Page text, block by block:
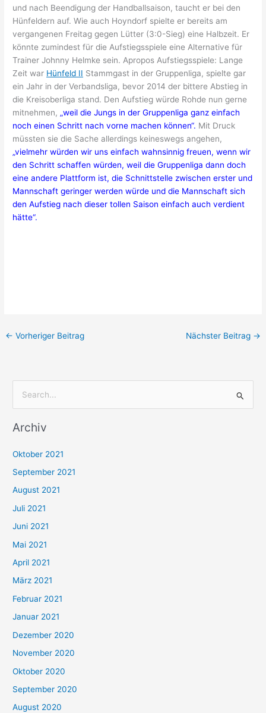
und nach Beendigung der Handballsaison, taucht er bei den
Hünfeldern auf. Wie auch Hoyndorf spielte er bereits am
vergangenen Freitag gegen Lütter (3:0-Sieg) eine Halbzeit. Er
könnte zumindest für die Aufstiegsspiele eine Alternative für
Trainer Johnny Helmke sein. Apropos Aufstiegsspiele: Lange
Zeit war Hünfeld II Stammgast in der Gruppenliga, spielte gar
ein Jahr in der Verbandsliga, bevor 2014 der bittere Abstieg in
die Kreisoberliga stand. Den Aufstieg würde Rohde nun gerne
mitnehmen, „weil die Jungs in der Gruppenliga ganz einfach
noch einen Schritt nach vorne machen können“. Mit Druck
müssten sie die Sache allerdings keineswegs angehen,
„vielmehr würden wir uns einfach wahnsinnig freuen, wenn wir
den Schritt schaffen würden, weil die Gruppenliga dann doch
eine andere Plattform ist, die Schnittstelle zwischen erster und
Mannschaft geringer werden würde und die Mannschaft sich
den Aufstieg nach dieser tollen Saison einfach auch verdient
hätte“.
← Vorheriger Beitrag Nächster Beitrag →
c
n
n
a
c
h
:
Archiv
Oktober 2021
September 2021
August 2021
Juli 2021
Juni 2021
Mai 2021
April 2021
März 2021
Februar 2021
Januar 2021
Dezember 2020
November 2020
Oktober 2020
September 2020
August 2020